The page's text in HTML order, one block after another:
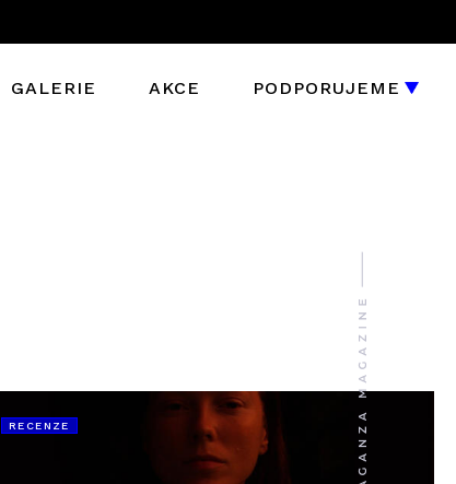
GALERIE AKCE PODPORUJEME
RECENZE